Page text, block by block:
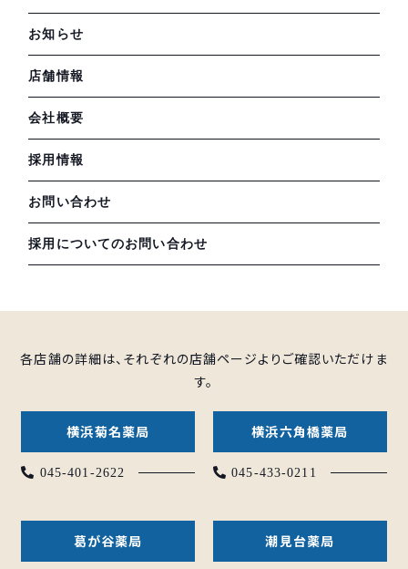
お知らせ
店舗情報
会社概要
採用情報
お問い合わせ
採用についてのお問い合わせ
各店舗の詳細は、それぞれの店舗ページよりご確認いただけま
す。
横浜菊名薬局
045-401-2622
横浜六角橋薬局
045-433-0211
葛が谷薬局 潮見台薬局